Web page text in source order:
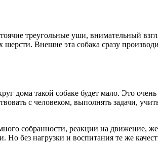
треугольные уши, внимательный
Внешне эта собака сразу
дома такой собаке будет мало. Это
с человеком, выполнять задачи,
собранности, реакции на движение,
без нагрузки и воспитания те же